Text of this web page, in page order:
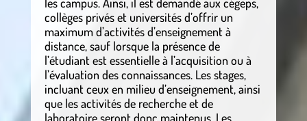
collèges privés et universités d’offrir un
maximum d’activités d’enseignement à
distance, sauf lorsque la présence de
l’étudiant est essentielle à l’acquisition ou à
l’évaluation des connaissances. Les stages,
incluant ceux en milieu d’enseignement, ainsi
que les activités de recherche et de
laboratoire seront donc maintenus. Les